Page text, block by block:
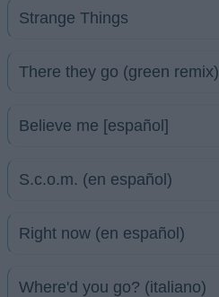
Strange Things
There they go (green remix)
Believe me [español]
S.c.o.m. (en español)
Right now (en español)
Where'd you go? (italiano)